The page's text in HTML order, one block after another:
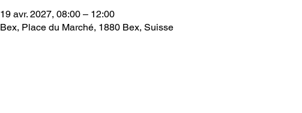
19 avr. 2027, 08:00 – 12:00
Bex, Place du Marché, 1880 Bex, Suisse